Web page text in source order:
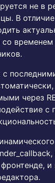
не в
В
со временем
через
с
и